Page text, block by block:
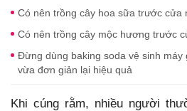
Có nên trồng cây hoa sữa trước cửa
Có nên trồng cây mộc hương trước
Đừng dùng baking soda vệ sinh
vừa đơn giản lại hiệu quả
Khi cúng rằm, nhiều người